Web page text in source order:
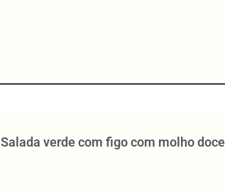
Salada verde com figo com molho doce